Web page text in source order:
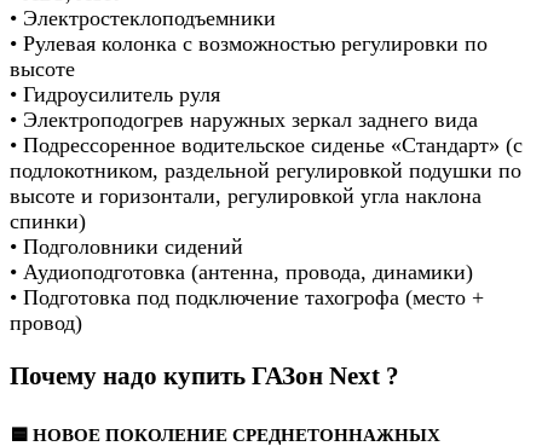
• Электростеклоподъемники
• Рулевая колонка с возможностью регулировки по
высоте
• Гидроусилитель руля
• Электроподогрев наружных зеркал заднего вида
• Подрессоренное водительское сиденье «Стандарт» (с
подлокотником, раздельной регулировкой подушки по
высоте и горизонтали, регулировкой угла наклона
спинки)
• Подголовники сидений
• Аудиоподготовка (антенна, провода, динамики)
• Подготовка под подключение тахогрофа (место +
провод)
Почему надо купить ГАЗон Next ?
🟦 НОВОЕ ПОКОЛЕНИЕ СРЕДНЕТОННАЖНЫХ